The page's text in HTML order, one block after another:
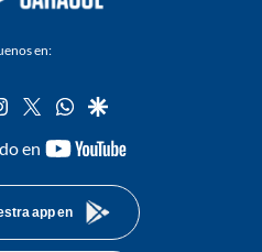
en:
instagram
twitterwhatsapp
google
en
youtube-
app en